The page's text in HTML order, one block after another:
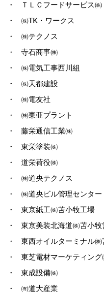
・
ＴＬＣフードサービス㈱
・
㈱TK・ワークス
・
㈱テクノス
・
寺石商事㈱
・
㈱電気工事西川組
・
㈱天都建設
・
㈱電友社
・
㈱東亜プラント
・
藤栄通信工業㈱
・
東栄塗装㈱
・
道栄荷役㈱
・
㈱道央テクノス
・
㈱道央ビル管理センター
・
東京紙工㈱苫小牧工場
・
東京美装北海道㈱苫小牧
・
東西オイルターミナル
・
東芝電材マーケティング
・
東成設備㈱
・
㈲道大産業